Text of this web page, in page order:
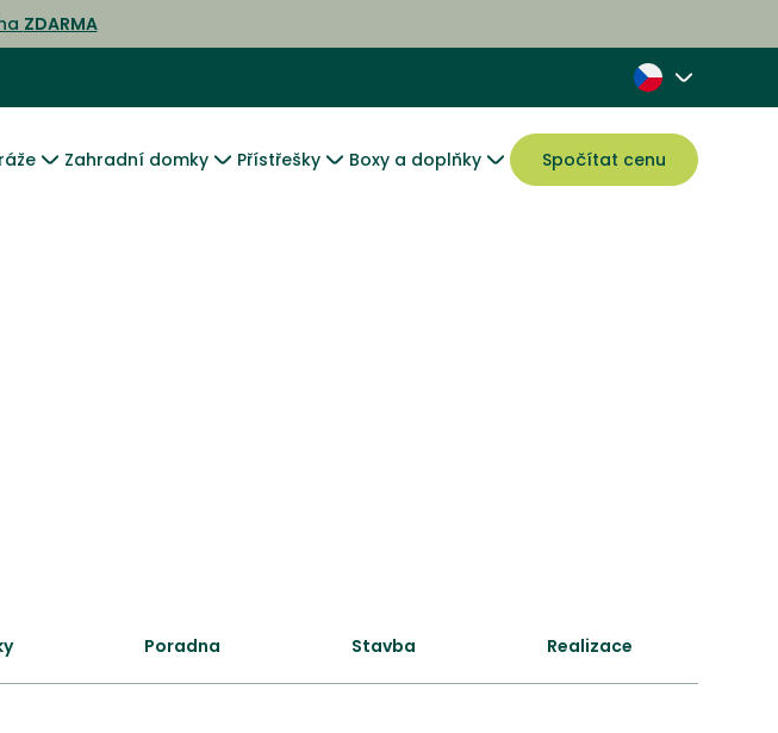
ZDARMA
Zahradní domky Přístřešky Boxy a doplňky Spočítat cenu
Poradna Stavba Realizace